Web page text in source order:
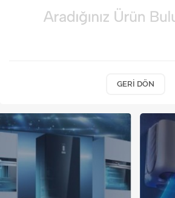
Klima
Musluk
Soğutma Sistemleri
GERI DÖN